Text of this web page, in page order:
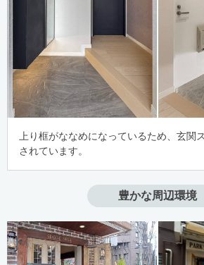
上り框がななめになっているため、玄関
されています。
豊かな周辺環境